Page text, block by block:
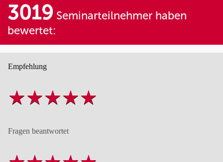
3019 Seminarteilnehmer haben
bewertet:
Empfehlung
Fragen beantwortet